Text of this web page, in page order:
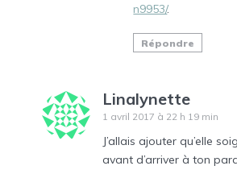
n9953/.
Répondre
Linalynette
1 avril 2017 à 22 h 19 min
J’allais ajouter qu’elle
avant d’arriver à ton